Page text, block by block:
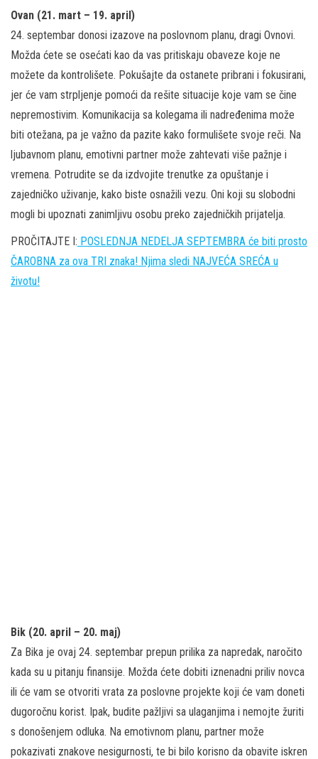
Ovan (21. mart – 19. april)
24. septembar donosi izazove na poslovnom planu, dragi Ovnovi.
Možda ćete se osećati kao da vas pritiskaju obaveze koje ne
možete da kontrolišete. Pokušajte da ostanete pribrani i fokusirani,
jer će vam strpljenje pomoći da rešite situacije koje vam se čine
nepremostivim. Komunikacija sa kolegama ili nadređenima može
biti otežana, pa je važno da pazite kako formulišete svoje reči. Na
ljubavnom planu, emotivni partner može zahtevati više pažnje i
vremena. Potrudite se da izdvojite trenutke za opuštanje i
zajedničko uživanje, kako biste osnažili vezu. Oni koji su slobodni
mogli bi upoznati zanimljivu osobu preko zajedničkih prijatelja.
PROČITAJTE I: POSLEDNJA NEDELJA SEPTEMBRA će biti prosto
ČAROBNA za ova TRI znaka! Njima sledi NAJVEĆA SREĆA u
životu!
Bik (20. april – 20. maj)
Za Bika je ovaj 24. septembar prepun prilika za napredak, naročito
kada su u pitanju finansije. Možda ćete dobiti iznenadni priliv novca
ili će vam se otvoriti vrata za poslovne projekte koji će vam doneti
dugoročnu korist. Ipak, budite pažljivi sa ulaganjima i nemojte žuriti
s donošenjem odluka. Na emotivnom planu, partner može
pokazivati znakove nesigurnosti, te bi bilo korisno da obavite iskren